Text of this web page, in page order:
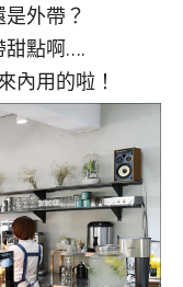
外帶？
甜點啊….
內用的啦！